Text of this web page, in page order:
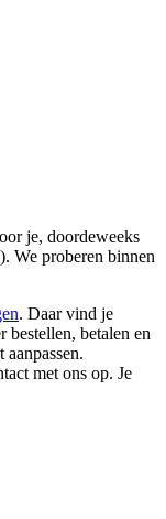
je, doordeweeks
We proberen binnen
. Daar vind je
bestellen, betalen en
met ons op. Je